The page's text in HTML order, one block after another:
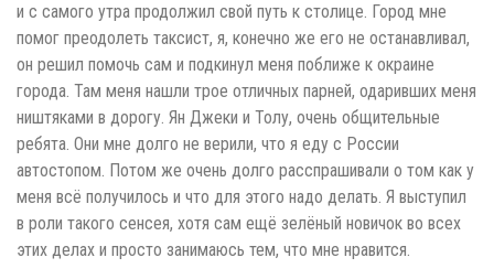
и с самого утра продолжил свой путь к столице. Город мне
помог преодолеть таксист, я, конечно же его не останавливал,
он решил помочь сам и подкинул меня поближе к окраине
города. Там меня нашли трое отличных парней, одаривших меня
ништяками в дорогу. Ян Джеки и Толу, очень общительные
ребята. Они мне долго не верили, что я еду с России
автостопом. Потом же очень долго расспрашивали о том как у
меня всё получилось и что для этого надо делать. Я выступил
в роли такого сенсея, хотя сам ещё зелёный новичок во всех
этих делах и просто занимаюсь тем, что мне нравится.